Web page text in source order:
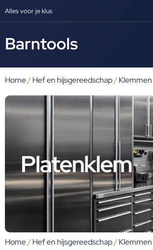
Alles voor je klus
Barntools
Home/Hef en hijsgereedschap/Klemmen
Platenklem
Home/Hef en hijsgereedschap/Klemmen